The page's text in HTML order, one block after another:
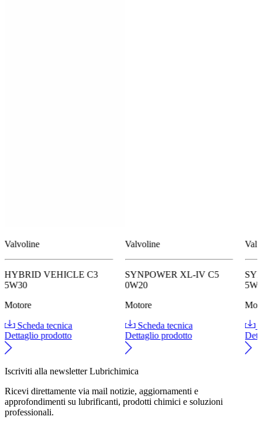
Valvoline
HYBRID VEHICLE C3
5W30
Motore
Scheda tecnica
Dettaglio prodotto
Valvoline
SYNPOWER XL-IV C5
0W20
Motore
Scheda tecnica
Dettaglio prodotto
Iscriviti alla newsletter Lubrichimica
Ricevi direttamente via mail notizie, aggiornamenti e
approfondimenti su lubrificanti, prodotti chimici e soluzioni
professionali.